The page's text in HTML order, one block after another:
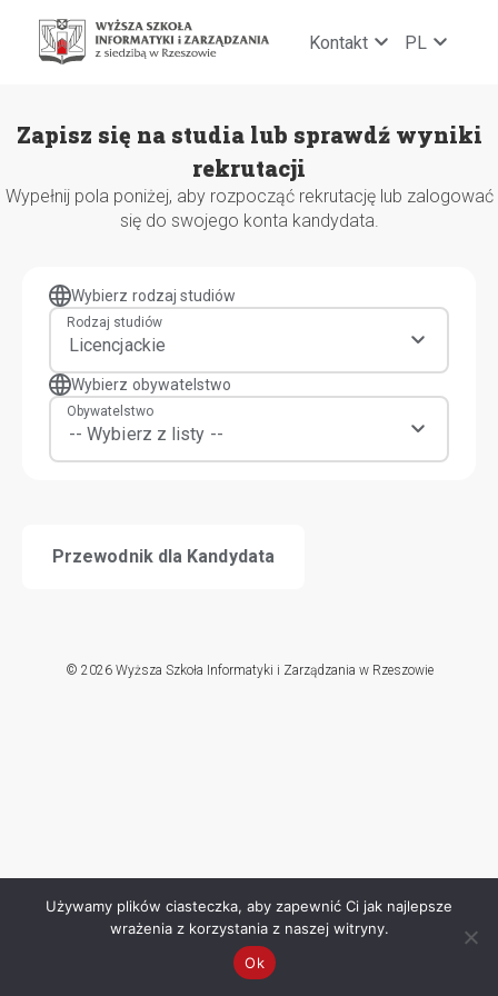
content
Kontakt PL
Zapisz się na studia lub sprawdź wyniki
rekrutacji
Wypełnij pola poniżej, aby rozpocząć rekrutację lub zalogować
się do swojego konta kandydata.
Wybierz rodzaj studiów
Rodzaj studiów
Wybierz obywatelstwo
Obywatelstwo
Przewodnik dla Kandydata
© 2026 Wyższa Szkoła Informatyki i Zarządzania w Rzeszowie
Używamy plików ciasteczka, aby zapewnić Ci jak najlepsze
wrażenia z korzystania z naszej witryny.
Ok